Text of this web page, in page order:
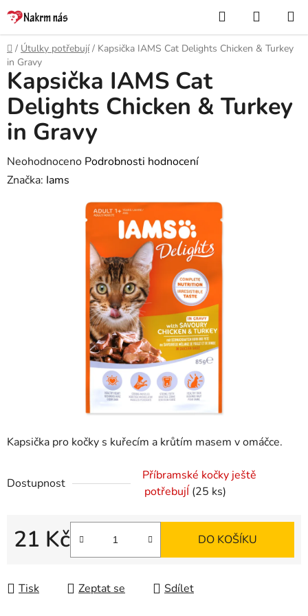
Přejít
na
obsah
Hledat
KOŠÍK
Domů
/ Útulky potřebují / Kapsička IAMS Cat Delights Chicken & Turkey
in Gravy
Kapsička pro kočky s kuřecím a krůtím masem v omáčce.
Dostupnost
Příbramské kočky ještě
potřebujÍ (25 ks)
21 Kč
Měrná cena:
DO KOŠÍKU
Tisk Zeptat se Sdílet
Kapsička IAMS Cat
Delights Chicken & Turkey
in Gravy
Průměrné
hodnocení
Neohodnoceno Podrobnosti hodnocení
Značka: Iams